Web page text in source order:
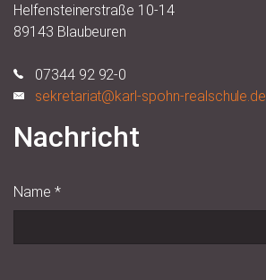
Helfensteinerstraße 10-14
89143 Blaubeuren
07344 92 92-0
sekretariat@karl-spohn-realschule.de
Nachricht
Name *